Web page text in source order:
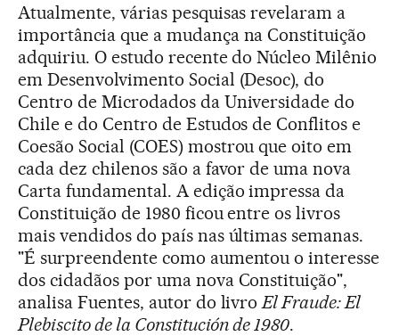
Atualmente, várias pesquisas revelaram a
importância que a mudança na Constituição
adquiriu. O estudo recente do Núcleo Milênio
em Desenvolvimento Social (Desoc), do
Centro de Microdados da Universidade do
Chile e do Centro de Estudos de Conflitos e
Coesão Social (COES) mostrou que oito em
cada dez chilenos são a favor de uma nova
Carta fundamental. A edição impressa da
Constituição de 1980 ficou entre os livros
mais vendidos do país nas últimas semanas.
"É surpreendente como aumentou o interesse
dos cidadãos por uma nova Constituição",
analisa Fuentes, autor do livro El Fraude: El
Plebiscito de la Constitución de 1980.